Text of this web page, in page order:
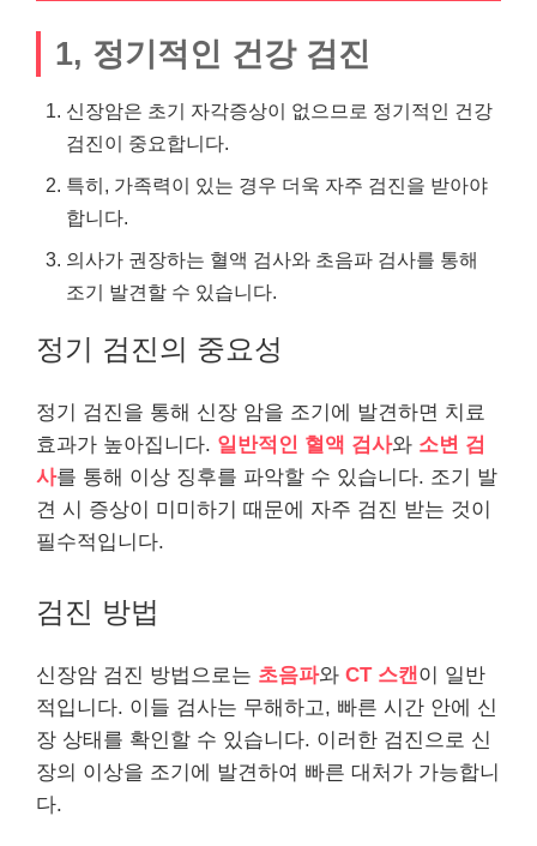
1, 정기적인 건강 검진
신장암은 초기 자각증상이 없으므로 정기적인 건강
검진이 중요합니다.
특히, 가족력이 있는 경우 더욱 자주 검진을 받아야
합니다.
의사가 권장하는 혈액 검사와 초음파 검사를 통해
조기 발견할 수 있습니다.
정기 검진의 중요성
정기 검진을 통해 신장 암을 조기에 발견하면 치료
효과가 높아집니다. 일반적인 혈액 검사와 소변 검
사를 통해 이상 징후를 파악할 수 있습니다. 조기 발
견 시 증상이 미미하기 때문에 자주 검진 받는 것이
필수적입니다.
검진 방법
신장암 검진 방법으로는 초음파와 CT 스캔 이 일반
적입니다. 이들 검사는 무해하고, 빠른 시간 안에 신
장 상태를 확인할 수 있습니다. 이러한 검진으로 신
장의 이상을 조기에 발견하여 빠른 대처가 가능합니
다.